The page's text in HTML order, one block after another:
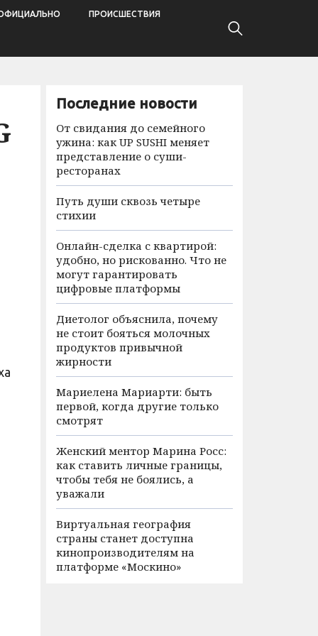
ПРОИСШЕСТВИЯ
Последние новости
От свидания до семейного
ужина: как UP SUSHI меняет
представление о суши-
ресторанах
Путь души сквозь четыре
стихии
Онлайн-сделка с квартирой:
удобно, но рискованно. Что не
могут гарантировать
цифровые платформы
Диетолог объяснила, почему
не стоит бояться молочных
продуктов привычной
жирности
Мариелена Мариарти: быть
первой, когда другие только
смотрят
Женский ментор Марина Росс:
как ставить личные границы,
чтобы тебя не боялись, а
уважали
Виртуальная география
страны станет доступна
кинопроизводителям на
платформе «Москино»